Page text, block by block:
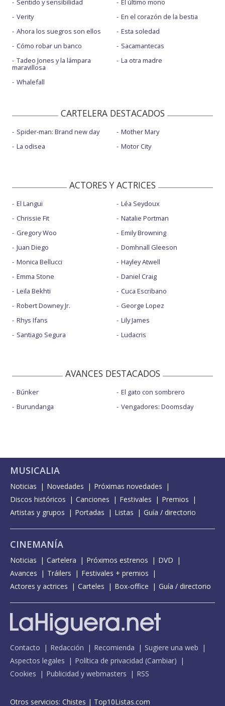
Sentido y sensibilidad
Verity
Ahora los suegros son ellos
Cómo robar un banco
Tadeo Jones y la lámpara
maravillosa
Whalefall
El último mono
En el corazón de la bestia
Esta soledad
Sacamantecas
La otra madre
CARTELERA DESTACADOS
Spider-man: Brand new day
La odisea
Mother Mary
Motor City
ACTORES Y ACTRICES
El Langui
Chrissie Fit
Gregory Woo
Juan Diego
Monica Bellucci
Emma Stone
Leïla Bekhti
Robert Downey Jr.
Rhys Ifans
Santiago Segura
Léa Seydoux
Natalie Portman
Emily Browning
Domhnall Gleeson
Hayley Atwell
Daniel Craig
Cuca Escribano
George Lopez
Lily James
Ludacris
AVANCES DESTACADOS
Búnker
Burundanga
El gato con sombrero
Vengadores: Doomsday
MUSICALIA
Noticias Novedades
Próximas novedades
Discos históricos
Canciones Festivales
Premios
Artistas y grupos
Portadas Listas Guía / directorio
CINEMANÍA
Noticias Cartelera Próximos estrenos
DVD
Avances
Tráilers
Festivales + premios
Actores y actrices
Carteles Box-office Guía / directorio
Contacto Redacción Recomienda
Sugiere una web
Aspectos legales
Política de privacidad (Cambiar)
Cookies
Publicidad y webmasters RSS
Otros servicios: Chistes | Top10Listas.com